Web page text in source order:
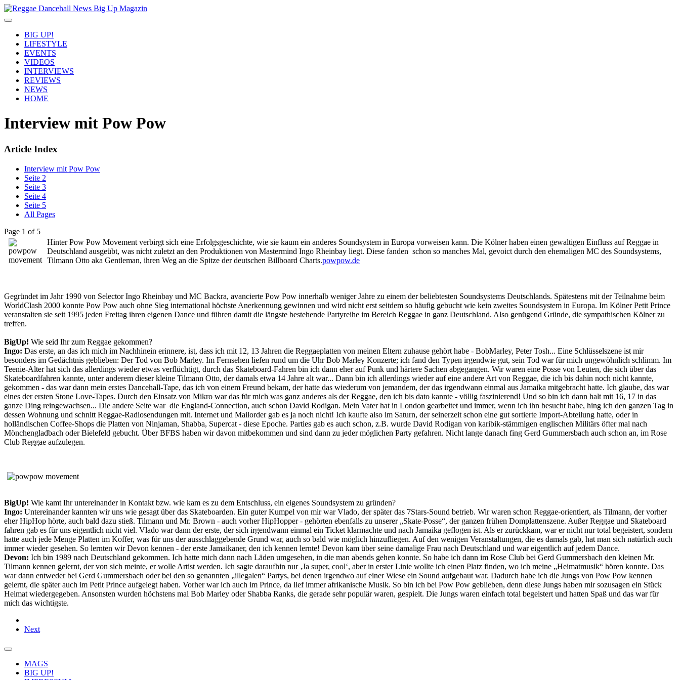
BIG UP!
LIFESTYLE
EVENTS
VIDEOS
INTERVIEWS
REVIEWS
NEWS
HOME
Interview mit Pow Pow
Article Index
Interview mit Pow Pow
Seite 2
Seite 3
Seite 4
Seite 5
All Pages
Page 1 of 5
Hinter Pow Pow Movement verbirgt sich eine Erfolgsgeschichte, wie sie kaum ein anderes Soundsystem in Europa vorweisen kann. Die Kölner haben einen gewaltigen Einfluss auf Reggae in
Deutschland ausgeübt, was nicht zuletzt an den Produktionen von Mastermind Ingo Rheinbay liegt. Diese fanden schon so manches Mal, gevoict durch den ehemaligen MC des Soundsystems,
Tilmann Otto aka Gentleman, ihren Weg an die Spitze der deutschen Billboard Charts.powpow.de
Gegründet im Jahr 1990 von Selector Ingo Rheinbay und MC Backra, avancierte Pow Pow innerhalb weniger Jahre zu einem der beliebtesten Soundsystems Deutschlands. Spätestens mit der Teilnahme beim
WorldClash 2000 konnte Pow Pow auch ohne Sieg international höchste Anerkennung gewinnen und wird nicht erst seitdem so häufig gebucht wie kein zweites Soundsystem in Europa. Im Kölner Petit Prince
veranstalten sie seit 1995 jeden Freitag ihren eigenen Dance und führen damit die längste bestehende Partyreihe im Bereich Reggae in ganz Deutschland. Also genügend Gründe, die sympathischen Kölner zu
treffen.
BigUp! Wie seid Ihr zum Reggae gekommen?
Ingo: Das erste, an das ich mich im Nachhinein erinnere, ist, dass ich mit 12, 13 Jahren die Reggaeplatten von meinen Eltern zuhause gehört habe - BobMarley, Peter Tosh... Eine Schlüsselszene ist mir
besonders im Gedächtnis geblieben: Der Tod von Bob Marley. Im Fernsehen liefen rund um die Uhr Bob Marley Konzerte; ich fand den Typen irgendwie gut, sein Tod war für mich ungewöhnlich schlimm. Im
Teenie-Alter hat sich das allerdings wieder etwas verflüchtigt, durch das Skateboard-Fahren bin ich dann eher auf Punk und härtere Sachen abgegangen. Wir waren eine Posse von Leuten, die sich über das
Skateboardfahren kannte, unter anderem dieser kleine Tilmann Otto, der damals etwa 14 Jahre alt war... Dann bin ich allerdings wieder auf eine andere Art von Reggae, die ich bis dahin noch nicht kannte,
gekommen - das war dann mein erstes Dancehall-Tape, das ich von einem Freund bekam, der hatte das wiederum von jemandem, der das irgendwann einmal aus Jamaika mitgebracht hatte. Ich glaube, das war
eines der ersten Stone Love-Tapes. Durch den Einsatz von Mikro war das für mich was ganz anderes als der Reggae, den ich bis dato kannte - völlig faszinierend! Und so bin ich dann halt mit 16, 17 in das
ganze Ding reingewachsen... Die andere Seite war die England-Connection, auch schon David Rodigan. Mein Vater hat in London gearbeitet und immer, wenn ich ihn besucht habe, hing ich den ganzen Tag in
dessen Wohnung und schnitt Reggae-Radiosendungen mit. Internet und Mailorder gab es ja noch nicht! Ich kaufte also im Saturn, der seinerzeit schon eine gut sortierte Import-Abteilung hatte, oder in
holländischen Coffee-Shops die Platten von Ninjaman, Shabba, Supercat - diese Epoche. Parties gab es auch schon, z.B. wurde David Rodigan von karibik-stämmigen englischen Militärs öfter mal nach
Mönchengladbach oder Bielefeld gebucht. Über BFBS haben wir davon mitbekommen und sind dann zu jeder möglichen Party gefahren. Nicht lange danach fing Gerd Gummersbach auch schon an, im Rose
Club Reggae aufzulegen.
BigUp! Wie kamt Ihr untereinander in Kontakt bzw. wie kam es zu dem Entschluss, ein eigenes Soundsystem zu gründen?
Ingo: Untereinander kannten wir uns wie gesagt über das Skateboarden. Ein guter Kumpel von mir war Vlado, der später das 7Stars-Sound betrieb. Wir waren schon Reggae-orientiert, als Tilmann, der vorher
eher HipHop hörte, auch bald dazu stieß. Tilmann und Mr. Brown - auch vorher HipHopper - gehörten ebenfalls zu unserer „Skate-Posse“, der ganzen frühen Domplattenszene. Außer Reggae und Skateboard
fahren gab es für uns eigentlich nicht viel. Vlado war dann der erste, der sich irgendwann einmal ein Ticket klarmachte und nach Jamaika geflogen ist. Als er zurückkam, war er nicht nur total begeistert, sondern
hatte auch jede Menge Platten im Koffer, was für uns der ausschlaggebende Grund war, auch so bald wie möglich hinzufliegen. Auf den wenigen Veranstaltungen, die es damals gab, hat man sich natürlich auch
immer wieder gesehen. So lernten wir Devon kennen - der erste Jamaikaner, den ich kennen lernte! Devon kam über seine damalige Frau nach Deutschland und war eigentlich auf jedem Dance.
Devon: Ich bin 1989 nach Deutschland gekommen. Ich hatte mich dann nach Läden umgesehen, in die man abends gehen konnte. So habe ich dann im Rose Club bei Gerd Gummersbach den kleinen Mr.
Tilmann kennen gelernt, der von sich meinte, er wolle Artist werden. Ich sagte daraufhin nur ‚Ja super, cool‘, aber in erster Linie wollte ich einen Platz finden, wo ich meine „Heimatmusik“ hören konnte. Das
war dann entweder bei Gerd Gummersbach oder bei den so genannten „illegalen“ Partys, bei denen irgendwo auf einer Wiese ein Sound aufgebaut war. Dadurch habe ich die Jungs von Pow Pow kennen
gelernt, die später auch im Petit Prince aufgelegt haben. Vorher war ich auch im Prince, da lief immer afrikanische Musik. So bin ich bei Pow Pow geblieben, denn diese Jungs haben mir sozusagen ein Stück
Heimat wiedergegeben. Ansonsten wurden höchstens mal Bob Marley oder Shabba Ranks, die gerade sehr populär waren, gespielt. Die Jungs waren einfach total begeistert und hatten Spaß und das war für
mich das wichtigste.
Next
MAGS
BIG UP!